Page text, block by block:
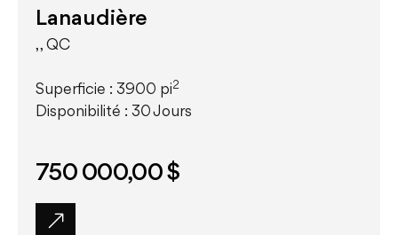
Lanaudière
, , QC
Superficie : 3900 pi2
Disponibilité : 30 Jours
750 000,00 $